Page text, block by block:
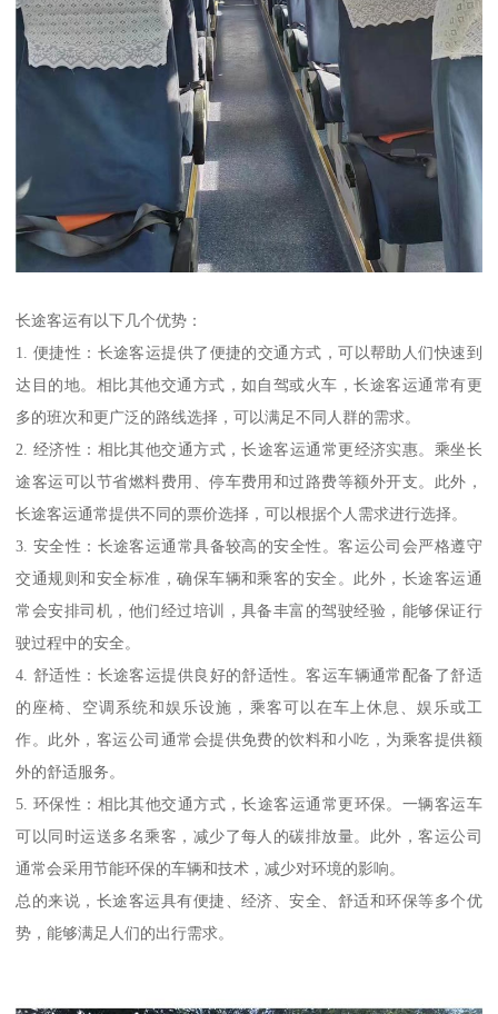
长途客运有以下几个优势：
1. 便捷性：长途客运提供了便捷的交通方式，可以帮助人们快速到
达目的地。相比其他交通方式，如自驾或火车，长途客运通常有更
多的班次和更广泛的路线选择，可以满足不同人群的需求。
2. 经济性：相比其他交通方式，长途客运通常更经济实惠。乘坐长
途客运可以节省燃料费用、停车费用和过路费等额外开支。此外，
长途客运通常提供不同的票价选择，可以根据个人需求进行选择。
3. 安全性：长途客运通常具备较高的安全性。客运公司会严格遵守
交通规则和安全标准，确保车辆和乘客的安全。此外，长途客运通
常会安排司机，他们经过培训，具备丰富的驾驶经验，能够保证行
驶过程中的安全。
4. 舒适性：长途客运提供良好的舒适性。客运车辆通常配备了舒适
的座椅、空调系统和娱乐设施，乘客可以在车上休息、娱乐或工
作。此外，客运公司通常会提供免费的饮料和小吃，为乘客提供额
外的舒适服务。
5. 环保性：相比其他交通方式，长途客运通常更环保。一辆客运车
可以同时运送多名乘客，减少了每人的碳排放量。此外，客运公司
通常会采用节能环保的车辆和技术，减少对环境的影响。
总的来说，长途客运具有便捷、经济、安全、舒适和环保等多个优
势，能够满足人们的出行需求。